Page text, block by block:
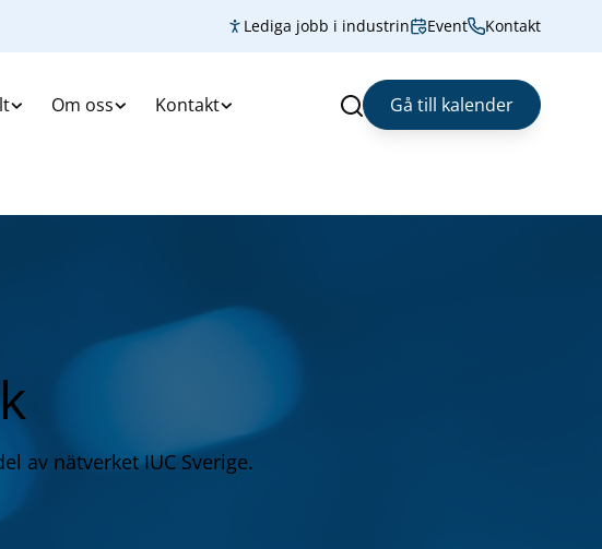
Lediga jobb i industrin Event Kontakt
Om oss Kontakt Sök Gå till kalender
av nätverket IUC Sverige.